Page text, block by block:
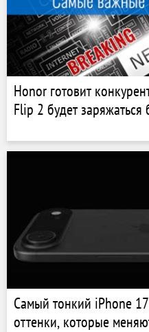
Honor готовит
Flip 2 будет заряжаться
Самый тонкий iPhone
оттенки, которые